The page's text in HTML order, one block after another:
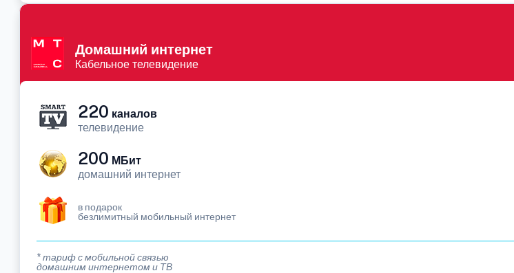
Домашний интернет
Кабельное телевидение
220 каналов
телевидение
200 МБит
домашний интернет
в подарок
безлимитный мобильный интернет
* тариф с мобильной связью
домашним интернетом и ТВ